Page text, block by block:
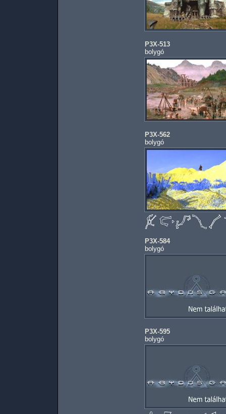
P3X-513
bolygó
P3X-562
bolygó
P3X-584
bolygó
P3X-595
bolygó